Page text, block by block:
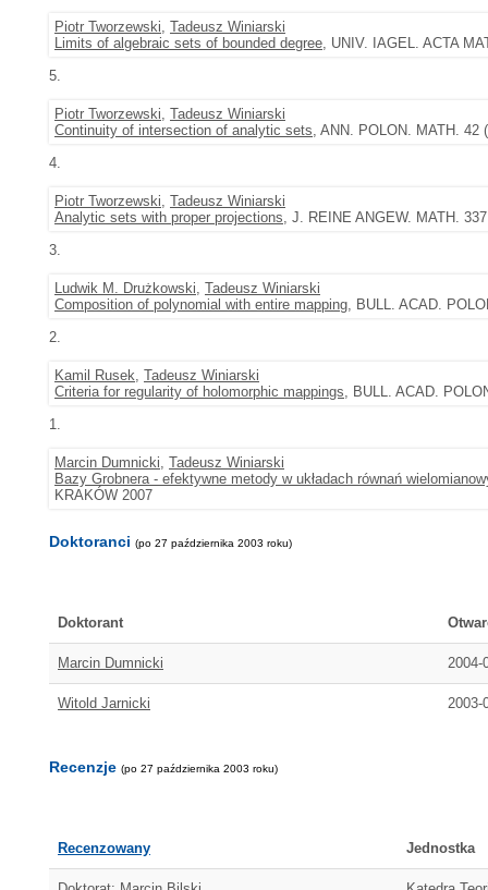
Piotr Tworzewski, Tadeusz Winiarski
Limits of algebraic sets of bounded degree, UNIV. IAGEL. ACTA
5.
Piotr Tworzewski, Tadeusz Winiarski
Continuity of intersection of analytic sets, ANN. POLON. MATH. 42
4.
Piotr Tworzewski, Tadeusz Winiarski
Analytic sets with proper projections, J. REINE ANGEW. MATH.
3.
Ludwik M. Drużkowski, Tadeusz Winiarski
Composition of polynomial with entire mapping, BULL. ACAD.
2.
Kamil Rusek, Tadeusz Winiarski
Criteria for regularity of holomorphic mappings, BULL. ACAD.
1.
Marcin Dumnicki, Tadeusz Winiarski
Bazy Grobnera - efektywne metody w układach równań
KRAKÓW 2007
Doktoranci (po 27 października 2003 roku)
Doktorant
Marcin Dumnicki 2004-
Witold Jarnicki 2003-
Recenzje (po 27 października 2003 roku)
Recenzowany Jednostka